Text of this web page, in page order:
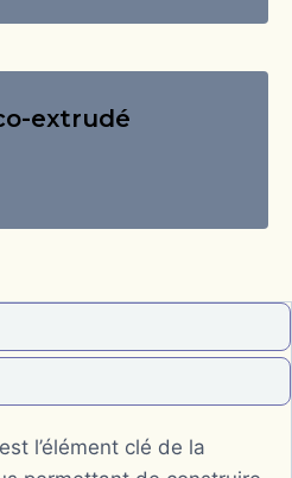
extrudé
l’élément clé de la